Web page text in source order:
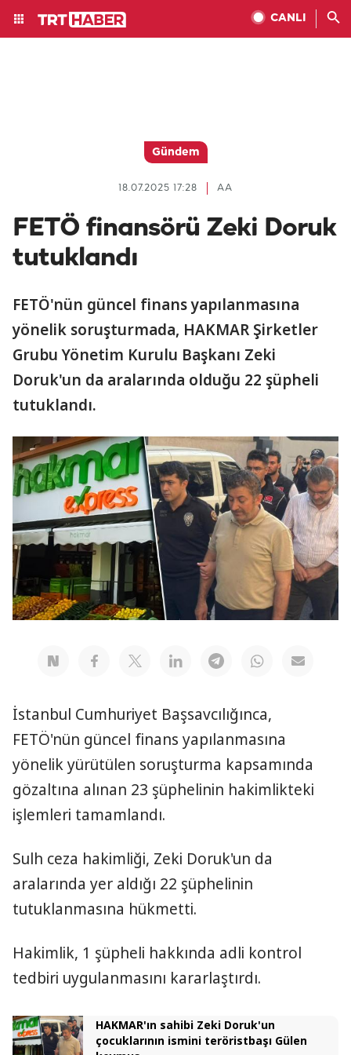
CANLI
Gündem
AA
18.07.2025 17:28
FETÖ finansörü Zeki Doruk
tutuklandı
FETÖ'nün güncel finans yapılanmasına
yönelik soruşturmada, HAKMAR Şirketler
Grubu Yönetim Kurulu Başkanı Zeki
Doruk'un da aralarında olduğu 22 şüpheli
tutuklandı.
İstanbul Cumhuriyet Başsavcılığınca,
FETÖ'nün güncel finans yapılanmasına
yönelik yürütülen soruşturma kapsamında
gözaltına alınan 23 şüphelinin hakimlikteki
işlemleri tamamlandı.
Sulh ceza hakimliği, Zeki Doruk'un da
aralarında yer aldığı 22 şüphelinin
tutuklanmasına hükmetti.
Hakimlik, 1 şüpheli hakkında adli kontrol
tedbiri uygulanmasını kararlaştırdı.
HAKMAR'ın sahibi Zeki Doruk'un
çocuklarının ismini teröristbaşı Gülen